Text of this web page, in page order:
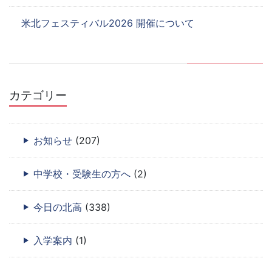
米北フェスティバル2026 開催について
カテゴリー
お知らせ (207)
中学校・受験生の方へ (2)
今日の北高 (338)
入学案内 (1)